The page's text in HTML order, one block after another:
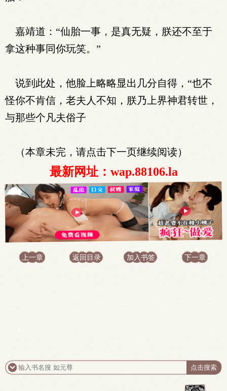
嘉靖道：“仙胎一事，是真无疑，朕还不至于
拿这种事同你玩笑。”
说到此处，他脸上略略显出几分自得，“也不
怪你不肯信，老夫人不知，朕乃上界神君转世，
与那些个凡夫俗子
（本章未完，请点击下一页继续阅读）
最新网址：wap.88106.la
上一章 返回目录 加入书签 下一章